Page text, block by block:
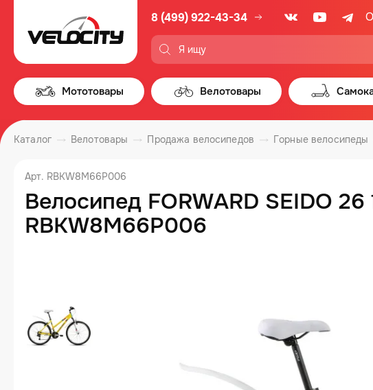
8 (499) 922-43-34
Мототовары Велотовары
Каталог Велотовары Продажа велосипедов Горные велосипеды
Арт. RBKW8M66P006
Велосипед FORWARD SEIDO
RBKW8M66P006